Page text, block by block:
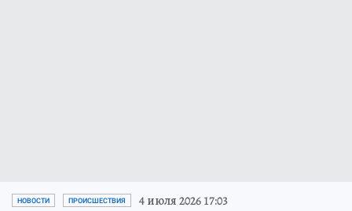
НОВОСТИ ПРОИСШЕСТВИЯ 4 июля 2026 17:03